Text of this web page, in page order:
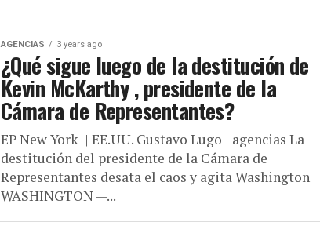
AGENCIAS 3 years ago
¿Qué sigue luego de la destitución de
Kevin McKarthy , presidente de la
Cámara de Representantes?
EP New York | EE.UU. Gustavo Lugo | agencias La
destitución del presidente de la Cámara de
Representantes desata el caos y agita Washington
WASHINGTON —...